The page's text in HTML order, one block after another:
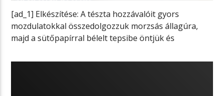
[ad_1] Elkészítése: A tészta hozzávalóit gyors
mozdulatokkal összedolgozzuk morzsás állagúra,
majd a sütőpapírral bélelt tepsibe öntjük és